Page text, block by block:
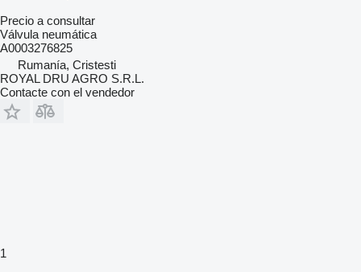
Precio a consultar
Válvula neumática
A0003276825
Rumanía, Cristesti
ROYAL DRU AGRO S.R.L.
Contacte con el vendedor
1